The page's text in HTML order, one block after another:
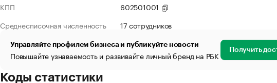
КПП
602501001
Среднесписочная численность
17 сотрудников
Управляйте профилем бизнеса и публикуйте новости
Повышайте узнаваемость и развивайте личный бренд на РБК Получить
Коды статистики